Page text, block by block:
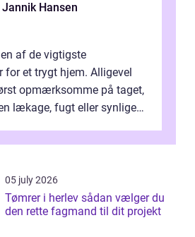
Jannik Hansen
af de vigtigste
et trygt hjem. Alligevel
opmærksomme på taget,
lækage, fugt eller synlige
05 july 2026
Tømrer i herlev sådan vælger du
den rette fagmand til dit projekt